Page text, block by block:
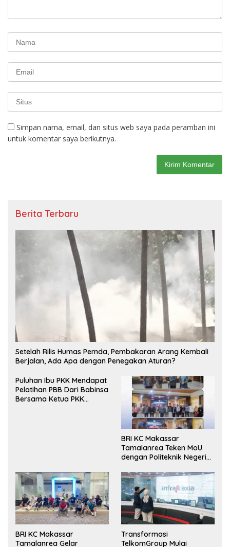
Simpan nama, email, dan situs web saya pada peramban ini
untuk komentar saya berikutnya.
Berita Terbaru
Setelah Rilis Humas Pemda, Pembakaran Arang Kembali
Berjalan, Ada Apa dengan Penegakan Aturan?
Puluhan Ibu PKK Mendapat
Pelatihan PBB Dari Babinsa
Bersama Ketua PKK
BRI KC Makassar
Tamalanrea Teken MoU
dengan Politeknik Negeri
Layanan Perbankan
BRI KC Makassar
Tamalanrea Gelar
Transformasi
TelkomGroup Mulai